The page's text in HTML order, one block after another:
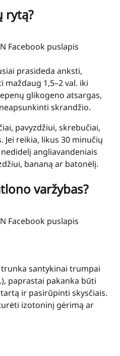
rytą?
Facebook puslapis
prasideda anksti,
1,5–2 val. iki
glikogeno atsargas,
skrandžio.
pavyzdžiui, skrebučiai,
Jei reikia, likus 30 minučių
angliavandeniais
bananą ar batonėlį.
varžybas?
Facebook puslapis
santykinai trumpai
paprastai pakanka būti
ir pasirūpinti skysčiais.
izotoninį gėrimą ar